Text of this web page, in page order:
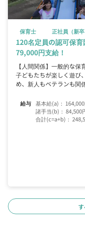
保育士 正社員（新卒
120名定員の認可保
79,000円支給！
【人間関係】一般的な保
子どもたちが楽しく遊び
め、新人もベテランも関
給与 基本給(a)：
諸手当(b)： 84,500
合計(c=a+b)：